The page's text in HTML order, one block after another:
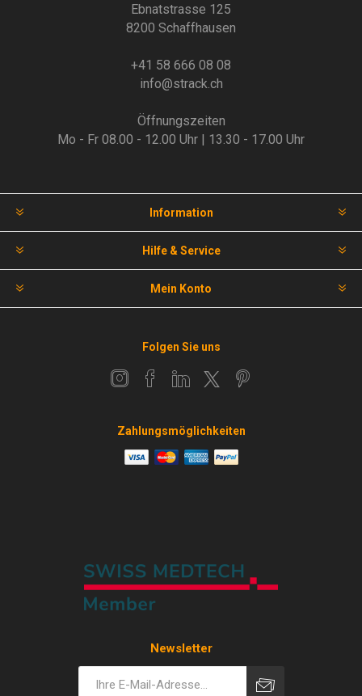
Ebnatstrasse 125
8200 Schaffhausen
+41 58 666 08 08
info@strack.ch
Öffnungszeiten
Mo - Fr 08.00 - 12.00 Uhr | 13.30 - 17.00 Uhr
Information
Hilfe & Service
Mein Konto
Folgen Sie uns
Zahlungsmöglichkeiten
Newsletter